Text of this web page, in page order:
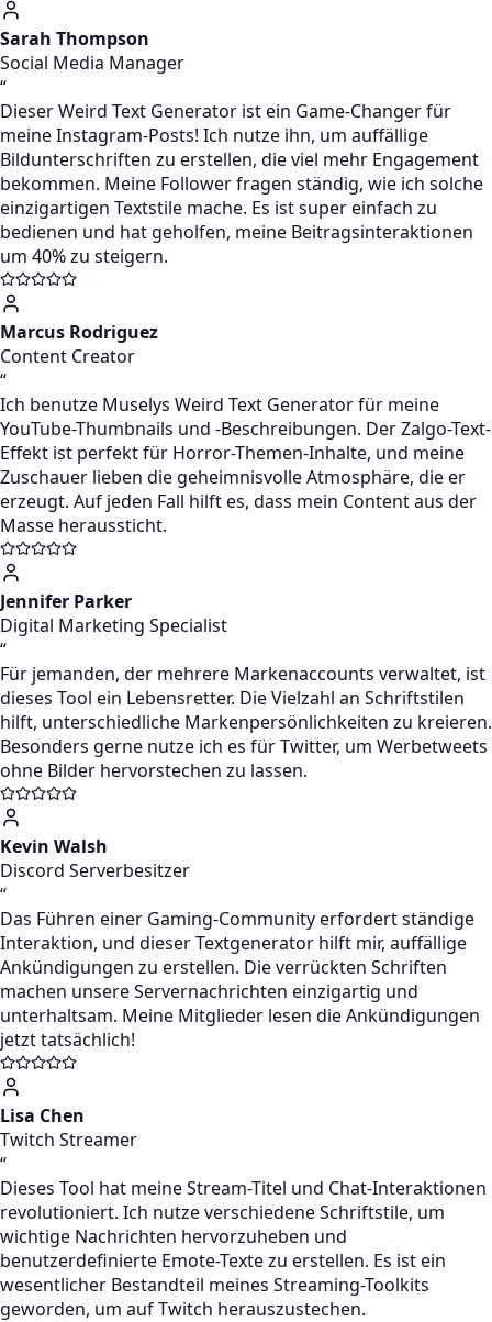
Sarah Thompson
Social Media Manager
“
Dieser Weird Text Generator ist ein Game-Changer für
meine Instagram-Posts! Ich nutze ihn, um auffällige
Bildunterschriften zu erstellen, die viel mehr Engagement
bekommen. Meine Follower fragen ständig, wie ich solche
einzigartigen Textstile mache. Es ist super einfach zu
bedienen und hat geholfen, meine Beitragsinteraktionen
um 40% zu steigern.
Marcus Rodriguez
Content Creator
“
Ich benutze Muselys Weird Text Generator für meine
YouTube-Thumbnails und -Beschreibungen. Der Zalgo-Text-
Effekt ist perfekt für Horror-Themen-Inhalte, und meine
Zuschauer lieben die geheimnisvolle Atmosphäre, die er
erzeugt. Auf jeden Fall hilft es, dass mein Content aus der
Masse heraussticht.
Jennifer Parker
Digital Marketing Specialist
“
Für jemanden, der mehrere Markenaccounts verwaltet, ist
dieses Tool ein Lebensretter. Die Vielzahl an Schriftstilen
hilft, unterschiedliche Markenpersönlichkeiten zu kreieren.
Besonders gerne nutze ich es für Twitter, um Werbetweets
ohne Bilder hervorstechen zu lassen.
Kevin Walsh
Discord Serverbesitzer
“
Das Führen einer Gaming-Community erfordert ständige
Interaktion, und dieser Textgenerator hilft mir, auffällige
Ankündigungen zu erstellen. Die verrückten Schriften
machen unsere Servernachrichten einzigartig und
unterhaltsam. Meine Mitglieder lesen die Ankündigungen
jetzt tatsächlich!
Lisa Chen
Twitch Streamer
“
Dieses Tool hat meine Stream-Titel und Chat-Interaktionen
revolutioniert. Ich nutze verschiedene Schriftstile, um
wichtige Nachrichten hervorzuheben und
benutzerdefinierte Emote-Texte zu erstellen. Es ist ein
wesentlicher Bestandteil meines Streaming-Toolkits
geworden, um auf Twitch herauszustechen.